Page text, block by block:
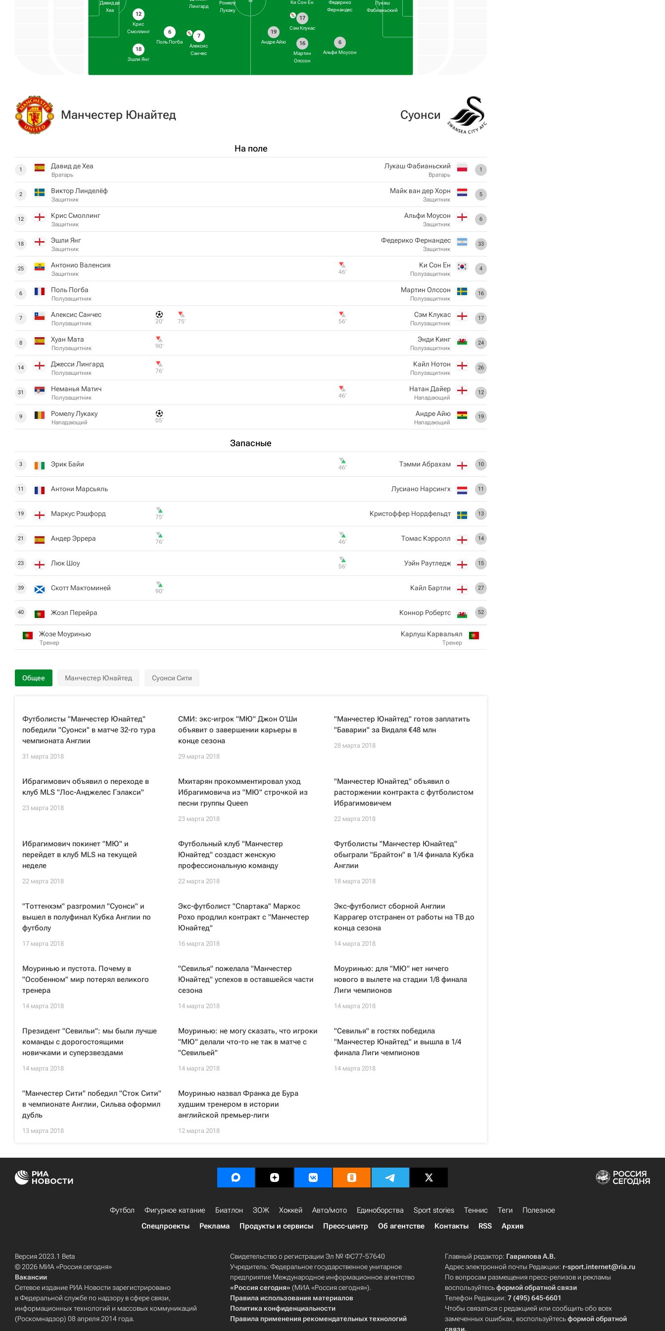
Давид де
Хеа
12
Крис
Смоллинг
18
Эшли Янг
6
Поль Погба
Лингард
7
Алексис
Санчес
Ромелу
Лукаку
Лукаш
Фабианьский
Федерико
Фернандес
6
Альфи Моусон
Ки Сон Ен
17
Сэм Клукас
16
Мартин
Олссон
19
Андре Айю
Манчестер Юнайтед
На поле
1 Давид де Хеа
Вратарь
2 Виктор Линделёф
Защитник
12 Крис Смоллинг
Защитник
18 Эшли Янг
Защитник
25 Антонио Валенсия
Защитник
6 Поль Погба
Полузащитник
7 Алексис Санчес
Полузащитник 20‎’‎ 75‎’‎
8 Хуан Мата
Полузащитник 90‎’‎
14 Джесси Лингард
Полузащитник 76‎’‎
31 Неманья Матич
Полузащитник
9 Ромелу Лукаку
Нападающий 05‎’‎
Запасные
3 Эрик Байи
11 Антони Марсьяль
19 Маркус Рэшфорд 75‎’‎
21 Андер Эррера 76‎’‎
23 Люк Шоу
39 Скотт Мактоминей 90‎’‎
40 Жоэл Перейра
Жозе Моуринью
Тренер
Суонси
1
Лукаш Фабианьский
Вратарь
5
Майк ван дер Хорн
Защитник
6
Альфи Моусон
Защитник
33
Федерико Фернандес
Защитник
4
Ки Сон Ен
Полузащитник
46‎’‎
16
Мартин Олссон
Полузащитник
17
Сэм Клукас
Полузащитник
56‎’‎
24
Энди Кинг
Полузащитник
26
Кайл Нотон
Полузащитник
12
Натан Дайер
Нападающий
46‎’‎
19
Андре Айю
Нападающий
10
Тэмми Абрахам
46‎’‎
11
Лусиано Нарсингх
13
Кристоффер Нордфельдт
14
Томас Кэрролл
46‎’‎
15
Уэйн Раутледж
56‎’‎
27
Кайл Бартли
52
Коннор Робертс
Карлуш Карвальял
Тренер
Общее Манчестер Юнайтед Суонси Сити
Футболисты "Манчестер Юнайтед"
победили "Суонси" в матче 32-го тура
чемпионата Англии
31 марта 2018
СМИ: экс-игрок "МЮ" Джон О'Ши
объявит о завершении карьеры в
конце сезона
29 марта 2018
"Манчестер Юнайтед" готов заплатить
"Баварии" за Видаля €48 млн
28 марта 2018
Ибрагимович объявил о переходе в
клуб MLS "Лос-Анджелес Гэлакси"
23 марта 2018
Мхитарян прокомментировал уход
Ибрагимовича из "МЮ" строчкой из
песни группы Queen
23 марта 2018
"Манчестер Юнайтед" объявил о
расторжении контракта с футболистом
Ибрагимовичем
22 марта 2018
Ибрагимович покинет "МЮ" и
перейдет в клуб MLS на текущей
неделе
22 марта 2018
Футбольный клуб "Манчестер
Юнайтед" создаст женскую
профессиональную команду
22 марта 2018
Футболисты "Манчестер Юнайтед"
обыграли "Брайтон" в 1/4 финала Кубка
Англии
18 марта 2018
"Тоттенхэм" разгромил "Суонси" и
вышел в полуфинал Кубка Англии по
футболу
17 марта 2018
Экс-футболист "Спартака" Маркос
Рохо продлил контракт с "Манчестер
Юнайтед"
16 марта 2018
Экс-футболист сборной Англии
Каррагер отстранен от работы на ТВ до
конца сезона
14 марта 2018
Моуринью и пустота. Почему в
"Особенном" мир потерял великого
тренера
14 марта 2018
"Севилья" пожелала "Манчестер
Юнайтед" успехов в оставшейся части
сезона
14 марта 2018
Моуринью: для "МЮ" нет ничего
нового в вылете на стадии 1/8 финала
Лиги чемпионов
14 марта 2018
Президент "Севильи": мы были лучше
команды с дорогостоящими
новичками и суперзвездами
14 марта 2018
Моуринью: не могу сказать, что игроки
"МЮ" делали что-то не так в матче с
"Севильей"
14 марта 2018
"Севилья" в гостях победила
"Манчестер Юнайтед" и вышла в 1/4
финала Лиги чемпионов
14 марта 2018
"Манчестер Сити" победил "Сток Сити"
в чемпионате Англии, Сильва оформил
дубль
13 марта 2018
Моуринью назвал Франка де Бура
худшим тренером в истории
английской премьер-лиги
12 марта 2018
Футбол Фигурное катание Биатлон ЗОЖ Хоккей Авто/мото Единоборства Sport stories Теннис Теги
Полезное
Спецпроекты
Реклама Продукты и сервисы Пресс-центр Об агентстве Контакты RSS Архив
Версия 2023.1 Beta
© 2026 МИА «Россия сегодня»
Вакансии
Сетевое издание РИА Новости зарегистрировано
в Федеральной службе по надзору в сфере связи,
информационных технологий и массовых коммуникаций
(Роскомнадзор) 08 апреля 2014 года.
Свидетельство о регистрации Эл № ФС77-57640
Учредитель: Федеральное государственное унитарное
предприятие Международное информационное агентство
«Россия сегодня» (МИА «Россия сегодня»).
Правила использования материалов
Политика конфиденциальности
Правила применения рекомендательных технологий
Главный редактор: Гаврилова А.В.
Адрес электронной почты Редакции: r-sport.internet@ria.ru
По вопросам размещения пресс-релизов и рекламы
воспользуйтесьформой обратной связи
Телефон Редакции:7 (495) 645-6601
Чтобы связаться с редакцией или сообщить обо всех
замеченных ошибках, воспользуйтесьформой обратной
связи.